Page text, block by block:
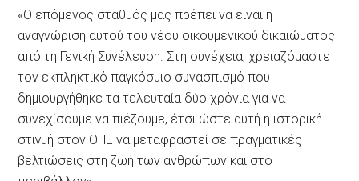
«Ο επόμενος σταθμός μας πρέπει να είναι η
αναγνώριση αυτού του νέου οικουμενικού δικαιώματος
από τη Γενική Συνέλευση. Στη συνέχεια, χρειαζόμαστε
τον εκπληκτικό παγκόσμιο συνασπισμό που
δημιουργήθηκε τα τελευταία δύο χρόνια για να
συνεχίσουμε να πιέζουμε, έτσι ώστε αυτή η ιστορική
στιγμή στον ΟΗΕ να μεταφραστεί σε πραγματικές
βελτιώσεις στη ζωή των ανθρώπων και στο